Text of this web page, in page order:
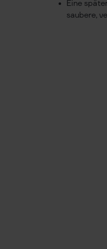
Eine
saubere,